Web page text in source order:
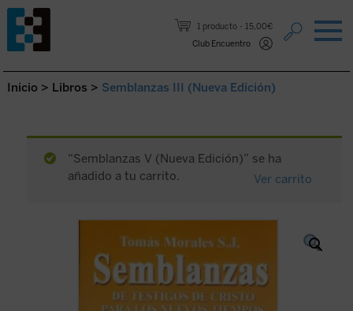
1 producto
15,00€
Club Encuentro
Saltar al contenido.
Inicio > Libros > Semblanzas III (Nueva Edición)
“Semblanzas V (Nueva Edición)” se ha
añadido a tu carrito.
Ver carrito